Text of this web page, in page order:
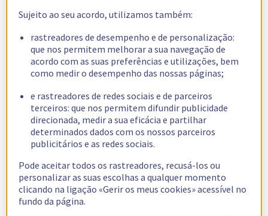
Sujeito ao seu acordo, utilizamos também:
rastreadores de desempenho e de personalização:
que nos permitem melhorar a sua navegação de
acordo com as suas preferências e utilizações, bem
como medir o desempenho das nossas páginas;
e rastreadores de redes sociais e de parceiros
terceiros: que nos permitem difundir publicidade
direcionada, medir a sua eficácia e partilhar
determinados dados com os nossos parceiros
publicitários e as redes sociais.
Pode aceitar todos os rastreadores, recusá-los ou
personalizar as suas escolhas a qualquer momento
clicando na ligação «Gerir os meus cookies» acessível no
fundo da página.